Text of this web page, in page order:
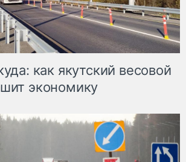
как якутский весовой
экономику